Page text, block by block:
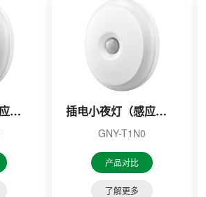
充电小夜灯（感应款） 插电小夜灯（感应款）
GNY-T1N0
产品对比
了解更多